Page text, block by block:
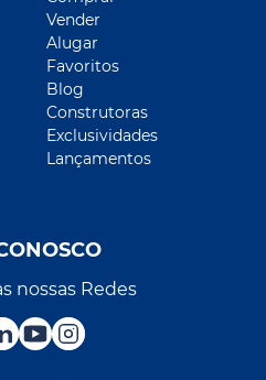
Vender
Alugar
Favoritos
Blog
Construtoras
Exclusividades
Lançamentos
nossas Redes